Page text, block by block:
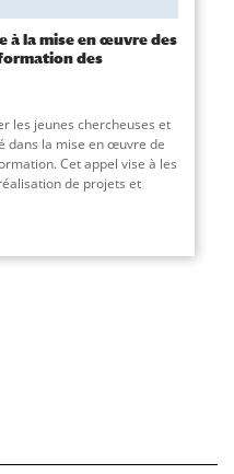
à la mise en œuvre des
des
les jeunes chercheuses et
dans la mise en œuvre de
Cet appel vise à les
de projets et